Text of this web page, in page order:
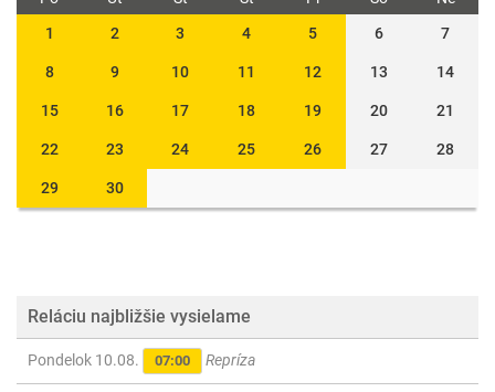
1
2 3 4 5 6 7
8 9 10 11 12 13 14
15 16 17 18 19 20 21
22 23 24 25 26 27 28
29 30
Reláciu najbližšie vysielame
Pondelok 10.08. 07:00 Repríza